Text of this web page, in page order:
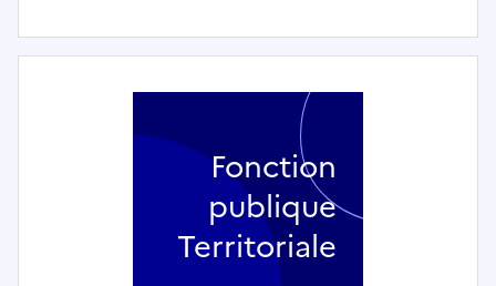
Fonction
publique
Territoriale